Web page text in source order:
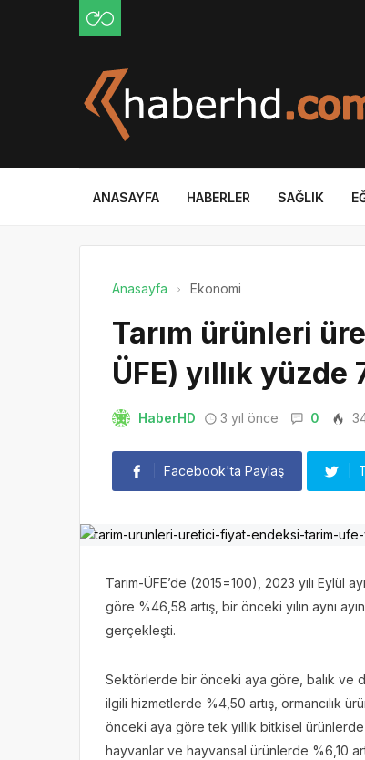
ANASAYFA HABERLER SAĞLIK
Anasayfa Ekonomi
Tarım ürünleri
ÜFE) yıllık
HaberHD 3 yıl önce 0
Facebook'ta Paylaş
Tarım-ÜFE’de (2015=100), 2023 yılı Eylül
göre %46,58 artış, bir önceki yılın aynı
gerçekleşti.
Sektörlerde bir önceki aya göre, balık ve
ilgili hizmetlerde %4,50 artış, ormancılık
önceki aya göre tek yıllık bitkisel
hayvanlar ve hayvansal ürünlerde %6,10